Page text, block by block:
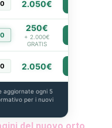
2.050€
250€
+ 2.000€
GRATIS
2.050€
aggiornate ogni 5
per i nuovi